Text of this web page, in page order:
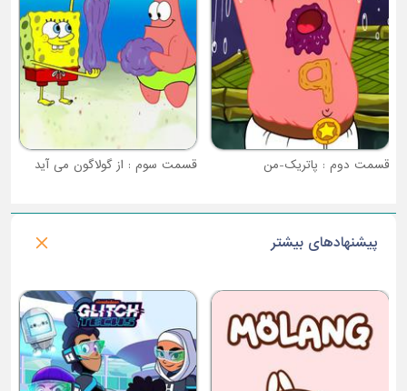
قسمت دوم : پاتریک-من قسمت سوم : از گولاگون می آید
پیشنهادهای بیشتر